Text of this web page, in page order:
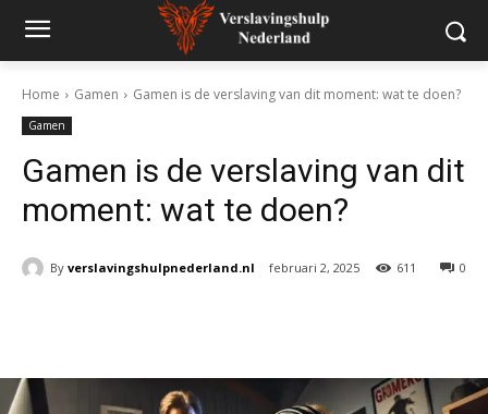
Home Gamen Gamen is de verslaving van dit moment: wat te doen?
Gamen
Gamen is de verslaving van dit
moment: wat te doen?
By verslavingshulpnederland.nl februari 2, 2025 0
611